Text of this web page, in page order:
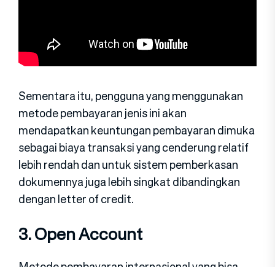
Sementara itu, pengguna yang menggunakan
metode pembayaran jenis ini akan
mendapatkan keuntungan pembayaran dimuka
sebagai biaya transaksi yang cenderung relatif
lebih rendah dan untuk sistem pemberkasan
dokumennya juga lebih singkat dibandingkan
dengan letter of credit.
3. Open Account